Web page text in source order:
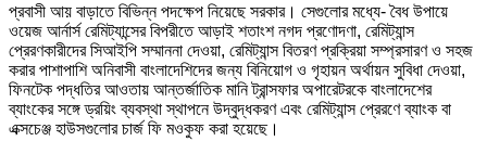
প্রবাসী আয় বাড়াতে বিভিন্ন পদক্ষেপ নিয়েছে সরকার। সেগুলোর মধ্যে- বৈধ উপায়ে
ওয়েজ আর্নার্স রেমিট্যান্সের বিপরীতে আড়াই শতাংশ নগদ প্রণোদণা, রেমিট্যান্স
প্রেরণকারীদের সিআইপি সম্মাননা দেওয়া, রেমিট্যান্স বিতরণ প্রক্রিয়া সম্প্রসারণ ও সহজ
করার পাশাপাশি অনিবাসী বাংলাদেশিদের জন্য বিনিয়োগ ও গৃহায়ন অর্থায়ন সুবিধা দেওয়া,
ফিনটেক পদ্ধতির আওতায় আন্তর্জাতিক মানি ট্রান্সফার অপারেটরকে বাংলাদেশের
ব্যাংকের সঙ্গে ড্রয়িং ব্যবস্থা স্থাপনে উদ্বুদ্ধকরণ এবং রেমিট্যান্স প্রেরণে ব্যাংক বা
এক্সচেঞ্জ হাউসগুলোর চার্জ ফি মওকুফ করা হয়েছে।